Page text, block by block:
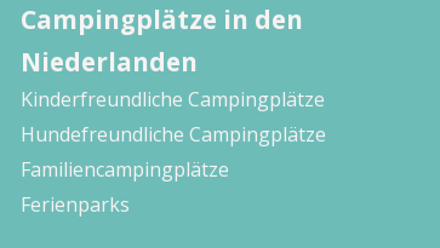
Campingplätze in den
Niederlanden
Kinderfreundliche Campingplätze
Hundefreundliche Campingplätze
Familiencampingplätze
Ferienparks